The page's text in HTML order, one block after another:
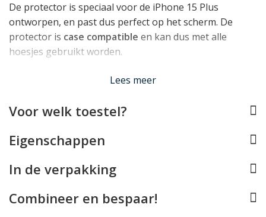
De protector is speciaal voor de iPhone 15 Plus
ontworpen, en past dus perfect op het scherm. De
protector is case compatible en kan dus met alle
hoesjes gebruikt worden.
een oppervlaktespanning van 9H. Nu zegt ons dat
dat het glas een zeer harde bovenlaag heeft waardoor
veel energie absorbeert bij het breken - uiteraard met
het display van uw iPhone.
Lees meer
Voor welk toestel?
Eigenschappen
In de verpakking
Combineer en bespaar!